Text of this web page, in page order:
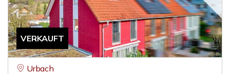
VERKAUFT
Urbach